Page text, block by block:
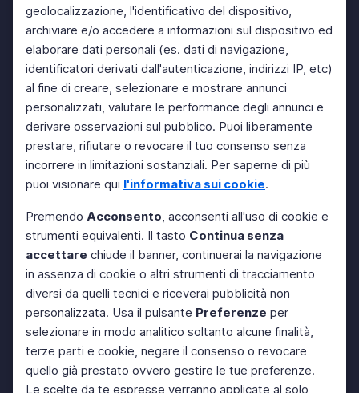
geolocalizzazione, l'identificativo del dispositivo,
archiviare e/o accedere a informazioni sul dispositivo ed
elaborare dati personali (es. dati di navigazione,
identificatori derivati dall'autenticazione, indirizzi IP, etc)
al fine di creare, selezionare e mostrare annunci
personalizzati, valutare le performance degli annunci e
derivare osservazioni sul pubblico. Puoi liberamente
prestare, rifiutare o revocare il tuo consenso senza
incorrere in limitazioni sostanziali. Per saperne di più
puoi visionare qui l'informativa sui cookie.
Premendo Acconsento, acconsenti all'uso di cookie e
strumenti equivalenti. Il tasto Continua senza
accettare chiude il banner, continuerai la navigazione
in assenza di cookie o altri strumenti di tracciamento
diversi da quelli tecnici e riceverai pubblicità non
personalizzata. Usa il pulsante Preferenze per
selezionare in modo analitico soltanto alcune finalità,
terze parti e cookie, negare il consenso o revocare
quello già prestato ovvero gestire le tue preferenze.
Le scelte da te espresse verranno applicate al solo